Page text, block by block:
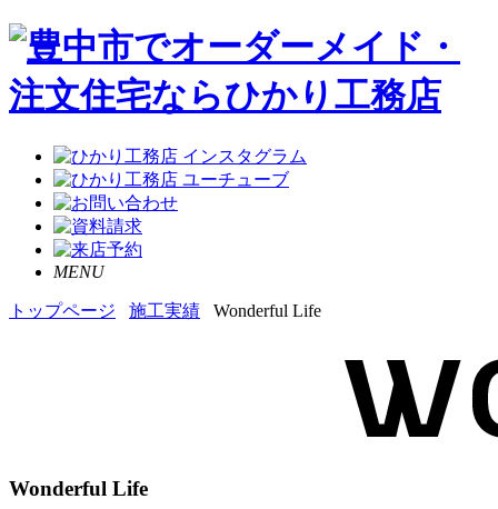
MENU
トップページ 施工実績 Wonderful Life
Wonderful Life